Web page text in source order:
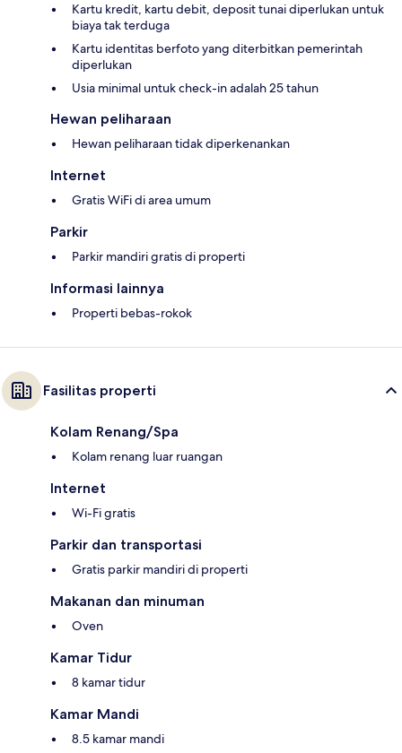
Kartu kredit, kartu debit, deposit tunai diperlukan untuk
biaya tak terduga
Kartu identitas berfoto yang diterbitkan pemerintah
diperlukan
Usia minimal untuk check-in adalah 25 tahun
Hewan peliharaan
Hewan peliharaan tidak diperkenankan
Internet
Gratis WiFi di area umum
Parkir
Parkir mandiri gratis di properti
Informasi lainnya
Properti bebas-rokok
Fasilitas properti
Kolam Renang/Spa
Kolam renang luar ruangan
Internet
Wi-Fi gratis
Parkir dan transportasi
Gratis parkir mandiri di properti
Makanan dan minuman
Oven
Kamar Tidur
8 kamar tidur
Kamar Mandi
8.5 kamar mandi